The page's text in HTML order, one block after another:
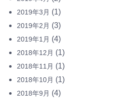
2019年3月 (1)
2019年2月 (3)
2019年1月 (4)
2018年12月 (1)
2018年11月 (1)
2018年10月 (1)
2018年9月 (4)